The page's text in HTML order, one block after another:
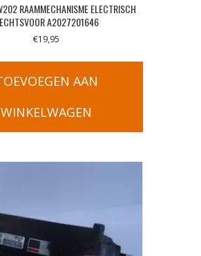
RAAMMECHANISME ELECTRISCH
A2027201646
€19,95
AAN
WINKELWAGEN